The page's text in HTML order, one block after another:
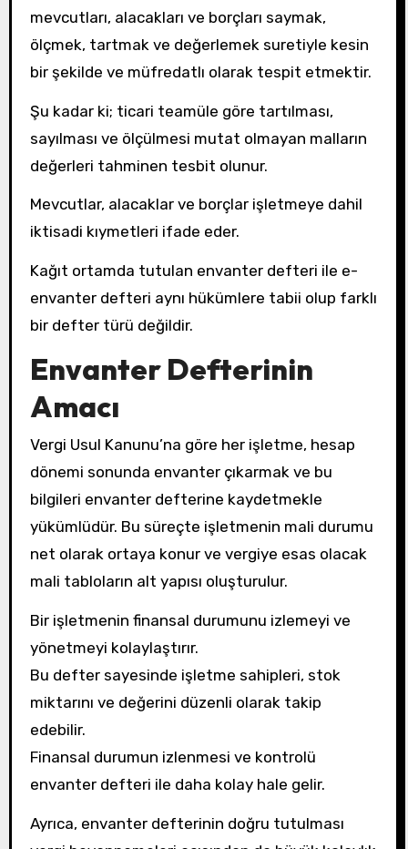
mevcutları, alacakları ve borçları saymak,
ölçmek, tartmak ve değerlemek suretiyle kesin
bir şekilde ve müfredatlı olarak tespit etmektir.
Şu kadar ki; ticari teamüle göre tartılması,
sayılması ve ölçülmesi mutat olmayan malların
değerleri tahminen tesbit olunur.
Mevcutlar, alacaklar ve borçlar işletmeye dahil
iktisadi kıymetleri ifade eder.
Kağıt ortamda tutulan envanter defteri ile e-
envanter defteri aynı hükümlere tabii olup farklı
bir defter türü değildir.
Envanter Defterinin
Amacı
Vergi Usul Kanunu’na göre her işletme, hesap
dönemi sonunda envanter çıkarmak ve bu
bilgileri envanter defterine kaydetmekle
yükümlüdür. Bu süreçte işletmenin mali durumu
net olarak ortaya konur ve vergiye esas olacak
mali tabloların alt yapısı oluşturulur.
Bir işletmenin finansal durumunu izlemeyi ve
yönetmeyi kolaylaştırır.
Bu defter sayesinde işletme sahipleri, stok
miktarını ve değerini düzenli olarak takip
edebilir.
Finansal durumun izlenmesi ve kontrolü
envanter defteri ile daha kolay hale gelir.
Ayrıca, envanter defterinin doğru tutulması